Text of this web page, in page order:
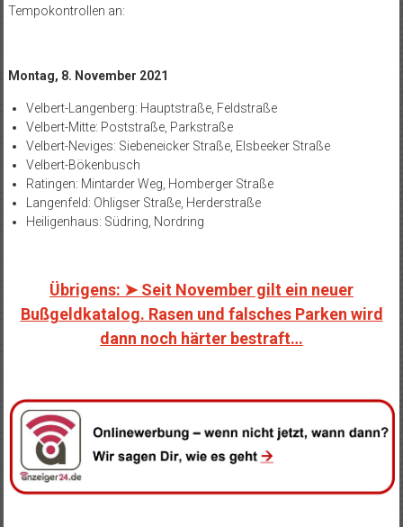
Tempokontrollen an:
Montag, 8. November 2021
Velbert-Langenberg: Hauptstraße, Feldstraße
Velbert-Mitte: Poststraße, Parkstraße
Velbert-Neviges: Siebeneicker Straße, Elsbeeker Straße
Velbert-Bökenbusch
Ratingen: Mintarder Weg, Homberger Straße
Langenfeld: Ohligser Straße, Herderstraße
Heiligenhaus: Südring, Nordring
Übrigens: ➤ Seit November gilt ein neuer
Bußgeldkatalog. Rasen und falsches Parken wird
dann noch härter bestraft…